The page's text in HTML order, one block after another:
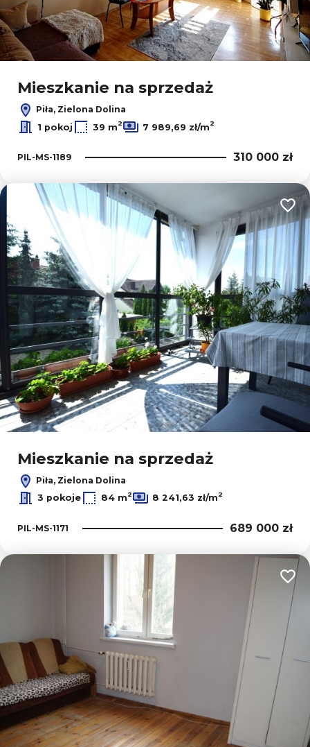
Mieszkanie na sprzedaż
Piła, Zielona Dolina
1 pokoj
39 m2 7 989,69 zł/m2
PIL-MS-1189 310 000 zł
Mieszkanie na sprzedaż
Piła, Zielona Dolina
3 pokoje
84 m2 8 241,63 zł/m2
PIL-MS-1171 689 000 zł